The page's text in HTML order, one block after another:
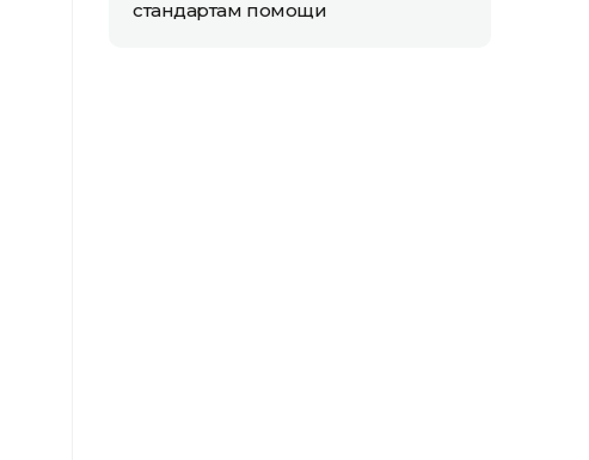
стандартам помощи